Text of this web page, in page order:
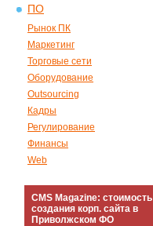
ПО
Рынок ПК
Маркетинг
Торговые сети
Оборудование
Outsourcing
Кадры
Регулирование
Финансы
Web
CMS Magazine: стоимость
создания корп. сайта в
Приволжском ФО